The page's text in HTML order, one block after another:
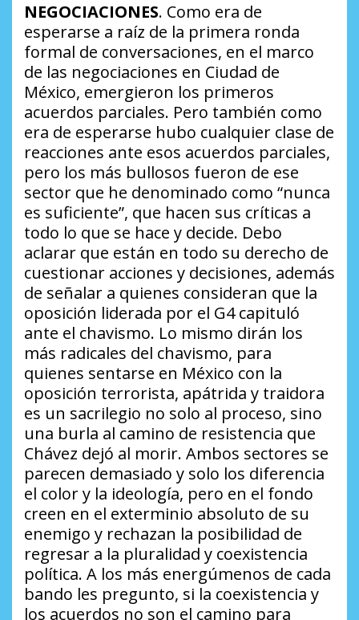
NEGOCIACIONES. Como era de
esperarse a raíz de la primera ronda
formal de conversaciones, en el marco
de las negociaciones en Ciudad de
México, emergieron los primeros
acuerdos parciales. Pero también como
era de esperarse hubo cualquier clase de
reacciones ante esos acuerdos parciales,
pero los más bullosos fueron de ese
sector que he denominado como “nunca
es suficiente”, que hacen sus críticas a
todo lo que se hace y decide. Debo
aclarar que están en todo su derecho de
cuestionar acciones y decisiones, además
de señalar a quienes consideran que la
oposición liderada por el G4 capituló
ante el chavismo. Lo mismo dirán los
más radicales del chavismo, para
quienes sentarse en México con la
oposición terrorista, apátrida y traidora
es un sacrilegio no solo al proceso, sino
una burla al camino de resistencia que
Chávez dejó al morir. Ambos sectores se
parecen demasiado y solo los diferencia
el color y la ideología, pero en el fondo
creen en el exterminio absoluto de su
enemigo y rechazan la posibilidad de
regresar a la pluralidad y coexistencia
política. A los más energúmenos de cada
bando les pregunto, si la coexistencia y
los acuerdos no son el camino para